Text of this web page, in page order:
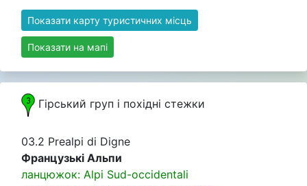
Показати карту туристичних місць
Показати на мапі
Гірський груп i похідні стежки
03.2 Prealpi di Digne
Французькі Альпи
ланцюжок: Alpi Sud-occidentali